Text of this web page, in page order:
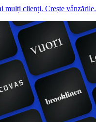
mulți clienți. Crește vânzările.